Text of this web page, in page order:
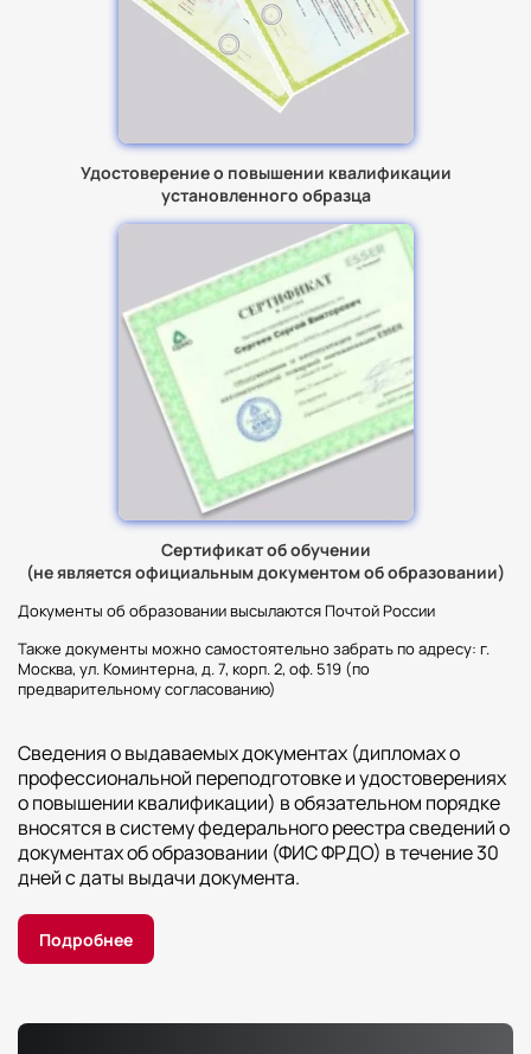
Удостоверение о повышении квалификации
установленного образца
Сертификат об обучении
(не является официальным документом об образовании)
Документы об образовании высылаются Почтой России
Также документы можно самостоятельно забрать по адресу: г.
Москва, ул. Коминтерна, д. 7, корп. 2, оф. 519 (по
предварительному согласованию)
Сведения о выдаваемых документах (дипломах о
профессиональной переподготовке и удостоверениях
о повышении квалификации) в обязательном порядке
вносятся в систему федерального реестра сведений о
документах об образовании (ФИС ФРДО) в течение 30
дней с даты выдачи документа.
Подробнее